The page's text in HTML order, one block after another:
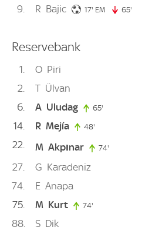
9 R Bajic 17' 17. minute
EM 65'
Reservebank
1 O Piri
2
T Ülvan
6
A Uludag 65'
14 R Mejía 48'
22 M Akpınar 74'
27 G Karadeniz
74
E Anapa
75
M Kurt 74'
88 S Dik